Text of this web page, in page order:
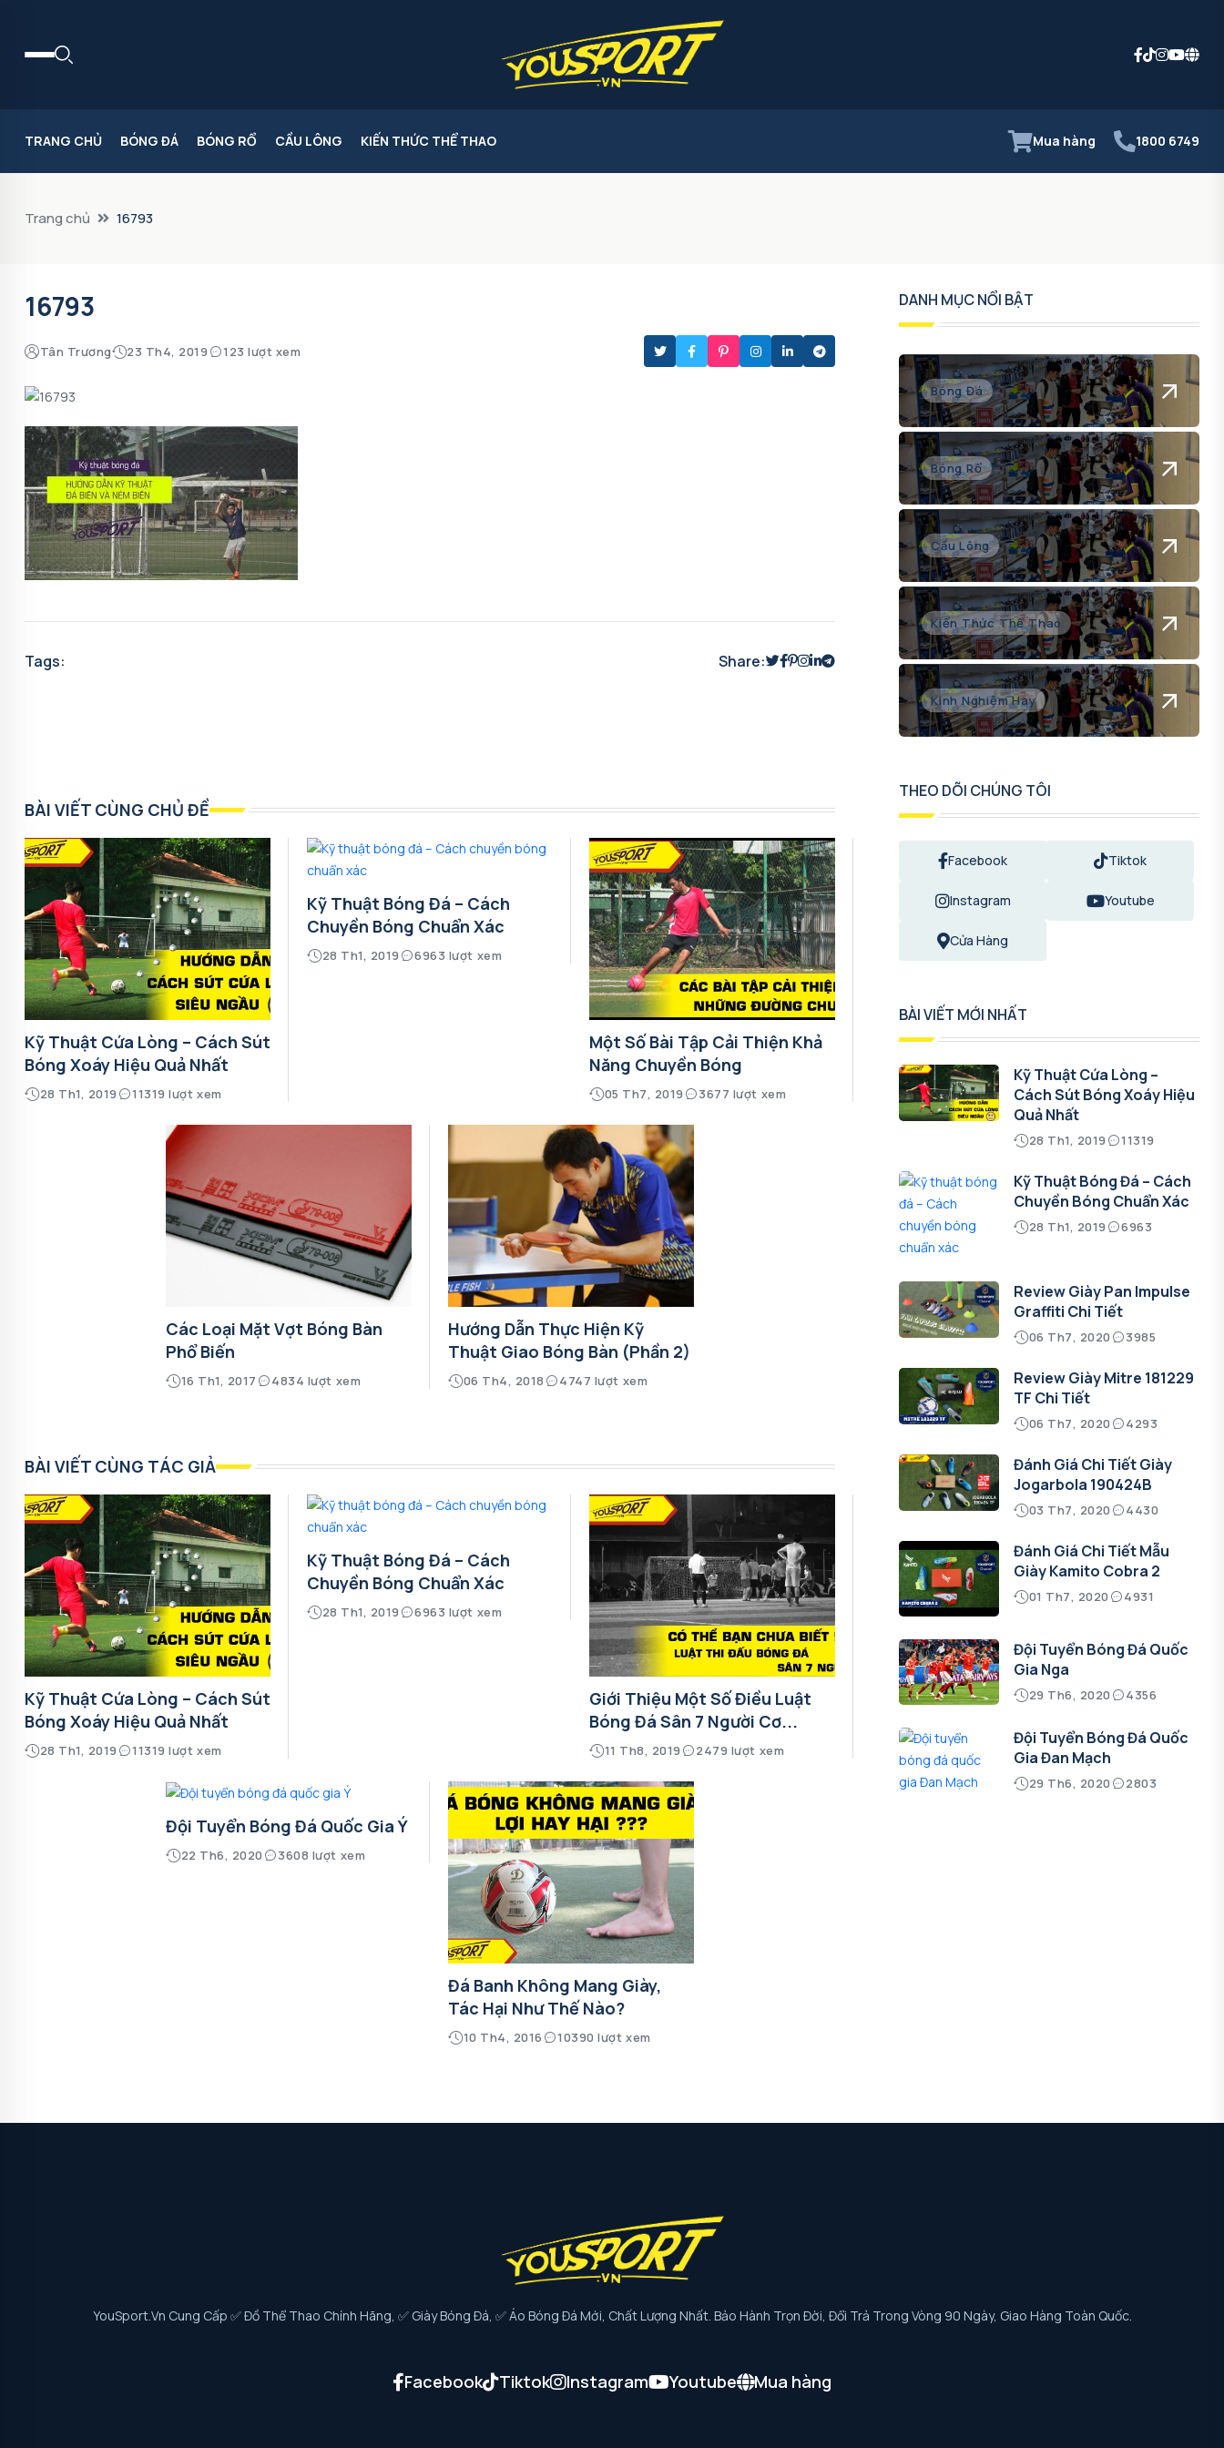
TRANG CHỦ BÓNG ĐÁ BÓNG RỔ CẦU LÔNG KIẾN THỨC THỂ THAO Mua hàng 1800 6749
Trang chủ 16793
16793
Tân Trương 23 Th4, 2019 123 lượt xem
Tags: Share:
BÀI VIẾT CÙNG CHỦ ĐỀ
Kỹ Thuật Cứa Lòng – Cách Sút
Bóng Xoáy Hiệu Quả Nhất
28 Th1, 2019 11319 lượt xem
Kỹ Thuật Bóng Đá – Cách
Chuyền Bóng Chuẩn Xác
28 Th1, 2019 6963 lượt xem
Một Số Bài Tập Cải Thiện Khả
Năng Chuyền Bóng
05 Th7, 2019 3677 lượt xem
Các Loại Mặt Vợt Bóng Bàn
Phổ Biến
16 Th1, 2017 4834 lượt xem
Hướng Dẫn Thực Hiện Kỹ
Thuật Giao Bóng Bàn (phần 2)
06 Th4, 2018 4747 lượt xem
BÀI VIẾT CÙNG TÁC GIẢ
Kỹ Thuật Cứa Lòng – Cách Sút
Bóng Xoáy Hiệu Quả Nhất
28 Th1, 2019 11319 lượt xem
Kỹ Thuật Bóng Đá – Cách
Chuyền Bóng Chuẩn Xác
28 Th1, 2019 6963 lượt xem
Giới Thiệu Một Số Điều Luật
Bóng Đá Sân 7 Người Cơ...
11 Th8, 2019 2479 lượt xem
Đội Tuyển Bóng Đá Quốc Gia Ý
22 Th6, 2020 3608 lượt xem
Đá Banh Không Mang Giày,
Tác Hại Như Thế Nào?
10 Th4, 2016 10390 lượt xem
DANH MỤC NỔI BẬT
Bóng Đá
Bóng Rổ
Cầu Lông
Kiến Thức Thể Thao
Kinh Nghiệm Hay
THEO DÕI CHÚNG TÔI
Facebook Tiktok
Instagram Youtube
Cửa Hàng
BÀI VIẾT MỚI NHẤT
Kỹ Thuật Cứa Lòng –
Cách Sút Bóng Xoáy Hiệu
Quả Nhất
28 Th1, 2019 11319
Kỹ Thuật Bóng Đá – Cách
Chuyền Bóng Chuẩn Xác
28 Th1, 2019 6963
Review Giày Pan Impulse
Graffiti Chi Tiết
06 Th7, 2020 3985
Review Giày Mitre 181229
TF Chi Tiết
06 Th7, 2020 4293
Đánh Giá Chi Tiết Giày
Jogarbola 190424B
03 Th7, 2020 4430
Đánh Giá Chi Tiết Mẫu
Giày Kamito Cobra 2
01 Th7, 2020 4931
Đội Tuyển Bóng Đá Quốc
Gia Nga
29 Th6, 2020 4356
Đội Tuyển Bóng Đá Quốc
Gia Đan Mạch
29 Th6, 2020 2803
YouSport.vn Cung Cấp ✅ Đồ Thể Thao Chính Hãng, ✅ Giày Bóng Đá, ✅ Áo Bóng Đá Mới, Chất Lượng Nhất. Bảo Hành Trọn Đời, Đổi Trả Trong Vòng 90 Ngày, Giao Hàng Toàn Quốc.
Facebook Tiktok Instagram Youtube Mua hàng